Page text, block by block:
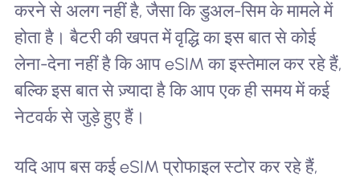
करने से अलग नहीं है, जैसा कि डुअल-सिम के मामले में
होता है। बैटरी की खपत में वृद्धि का इस बात से कोई
लेना-देना नहीं है कि आप eSIM का इस्तेमाल कर रहे हैं,
बल्कि इस बात से ज़्यादा है कि आप एक ही समय में कई
नेटवर्क से जुड़े हुए हैं।
यदि आप बस कई eSIM प्रोफाइल स्टोर कर रहे हैं,